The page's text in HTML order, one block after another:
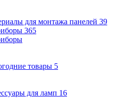
для монтажа панелей 39
365
товары 5
для ламп 16